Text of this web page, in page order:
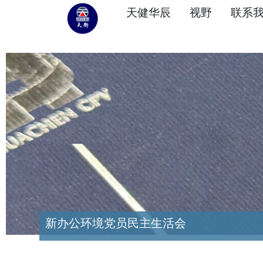
天健华辰 视野 联系
新办公环境党员民主生活会